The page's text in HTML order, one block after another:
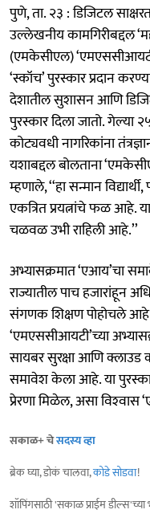
पुणे, ता. २३ : डिजिटल
उल्लेखनीय कामगिरीबद्दल
(एमकेसीएल) ‘एमएससीआयटी’
‘स्कॉच’ पुरस्कार प्रदान
देशातील सुशासन आणि
पुरस्कार दिला जातो. गेल्या
कोट्यवधी नागरिकांना
यशाबद्दल बोलताना
म्हणाले, ‘‘हा सन्मान
एकत्रित प्रयत्नांचे फळ आहे.
चळवळ उभी राहिली आहे.’’
अभ्यासक्रमात ‘एआय’चा
राज्यातील पाच हजारांहून
संगणक शिक्षण पोहोचले
‘एमएससीआयटी’च्या
सायबर सुरक्षा आणि क्लाउड
समावेश केला आहे. या
प्रेरणा मिळेल, असा
सकाळ+ चेसदस्य व्हा
ब्रेक घ्या, डोकं चालवा,कोडे सोडवा!
शॉपिंगसाठी 'सकाळ प्राईम